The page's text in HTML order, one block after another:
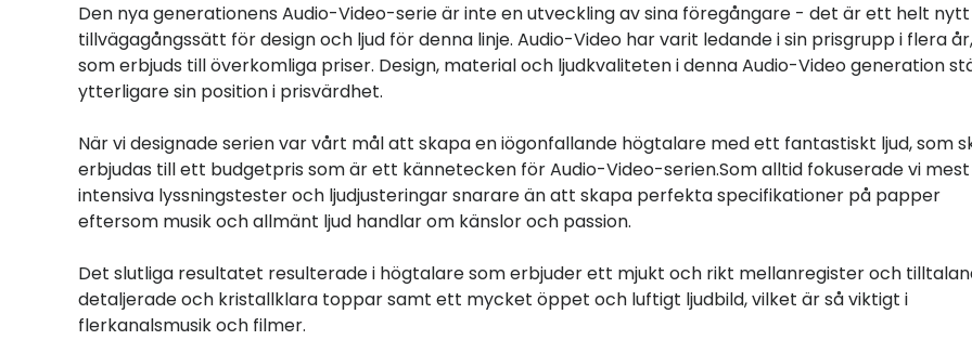
Den nya generationens Audio-Video-serie är inte en utveckling av sina föregångare - det är ett helt nytt
tillvägagångssätt för design och ljud för denna linje. Audio-Video har varit ledande i sin prisgrupp i flera
som erbjuds till överkomliga priser. Design, material och ljudkvaliteten i denna Audio-Video generation
ytterligare sin position i prisvärdhet.
När vi designade serien var vårt mål att skapa en iögonfallande högtalare med ett fantastiskt ljud, som
erbjudas till ett budgetpris som är ett kännetecken för Audio-Video-serien.Som alltid fokuserade vi
intensiva lyssningstester och ljudjusteringar snarare än att skapa perfekta specifikationer på papper
eftersom musik och allmänt ljud handlar om känslor och passion.
Det slutliga resultatet resulterade i högtalare som erbjuder ett mjukt och rikt mellanregister och
detaljerade och kristallklara toppar samt ett mycket öppet och luftigt ljudbild, vilket är så viktigt i
flerkanalsmusik och filmer.